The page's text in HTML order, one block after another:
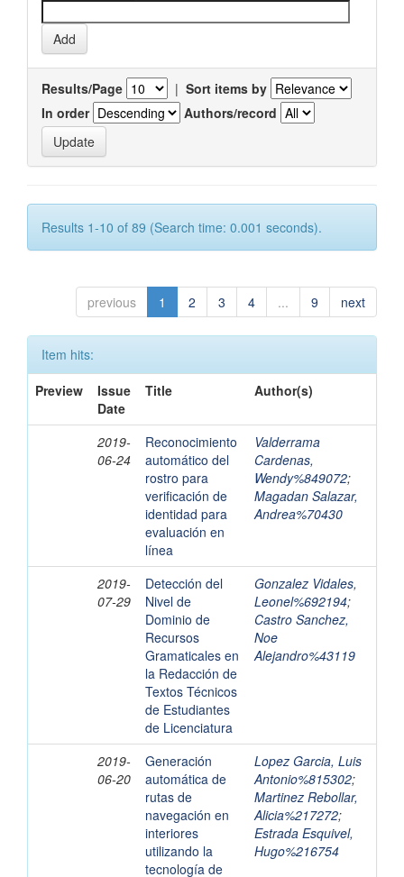
Results/Page | Sort items by
In order
Authors/record
Results 1-10 of 89 (Search time: 0.001 seconds).
previous 1 2 3 4 ... 9 next
Item hits:
Preview
Issue
Date
Title Author(s)
2019-
06-24
Reconocimiento
automático del
rostro para
verificación de
identidad para
evaluación en
línea
Valderrama
Cardenas,
Wendy%849072;
Magadan Salazar,
Andrea%70430
2019-
07-29
Detección del
Nivel de
Dominio de
Recursos
Gramaticales en
la Redacción de
Textos Técnicos
de Estudiantes
de Licenciatura
Gonzalez Vidales,
Leonel%692194;
Castro Sanchez,
Noe
Alejandro%43119
2019-
06-20
Generación
automática de
rutas de
navegación en
interiores
utilizando la
tecnología de
Lopez Garcia, Luis
Antonio%815302;
Martinez Rebollar,
Alicia%217272;
Estrada Esquivel,
Hugo%216754